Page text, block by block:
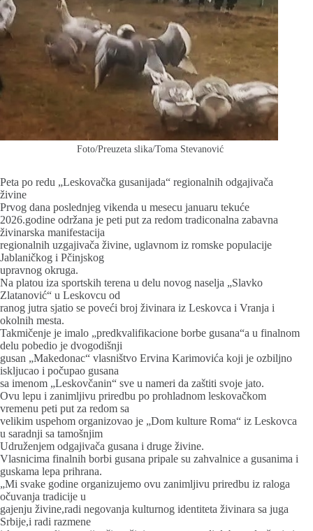
Foto/Preuzeta slika/Toma Stevanović
Peta po redu „Leskovačka gusanijada“ regionalnih odgajivača
živine
Prvog dana poslednjeg vikenda u mesecu januaru tekuće
2026.godine održana je peti put za redom tradiconalna zabavna
živinarska manifestacija
regionalnih uzgajivača živine, uglavnom iz romske populacije
Jablaničkog i Pčinjskog
upravnog okruga.
Na platou iza sportskih terena u delu novog naselja „Slavko
Zlatanović“ u Leskovcu od
ranog jutra sjatio se poveći broj živinara iz Leskovca i Vranja i
okolnih mesta.
Takmičenje je imalo „predkvalifikacione borbe gusana“a u finalnom
delu pobedio je dvogodišnji
gusan „Makedonac“ vlasništvo Ervina Karimovića koji je ozbiljno
iskljucao i počupao gusana
sa imenom „Leskovčanin“ sve u nameri da zaštiti svoje jato.
Ovu lepu i zanimljivu priredbu po prohladnom leskovačkom
vremenu peti put za redom sa
velikim uspehom organizovao je „Dom kulture Roma“ iz Leskovca
u saradnji sa tamošnjim
Udruženjem odgajivača gusana i druge živine.
Vlasnicima finalnih borbi gusana pripale su zahvalnice a gusanima i
guskama lepa prihrana.
„Mi svake godine organizujemo ovu zanimljivu priredbu iz raloga
očuvanja tradicije u
gajenju živine,radi negovanja kulturnog identiteta živinara sa juga
Srbije,i radi razmene